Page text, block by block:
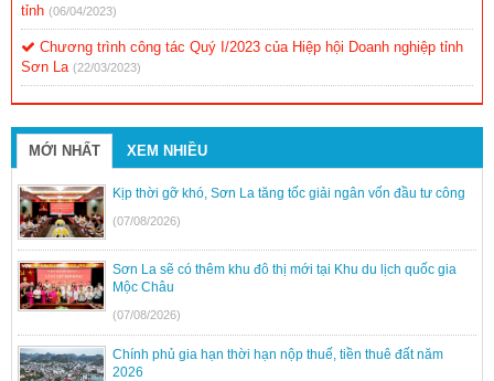
tỉnh (06/04/2023)
Chương trình công tác Quý I/2023 của Hiệp hội Doanh nghiệp tỉnh
Sơn La (22/03/2023)
MỚI NHẤT XEM NHIỀU
Kịp thời gỡ khó, Sơn La tăng tốc giải ngân vốn đầu tư công
(07/08/2026)
Sơn La sẽ có thêm khu đô thị mới tại Khu du lịch quốc gia
Mộc Châu
(07/08/2026)
Chính phủ gia hạn thời hạn nộp thuế, tiền thuê đất năm
2026